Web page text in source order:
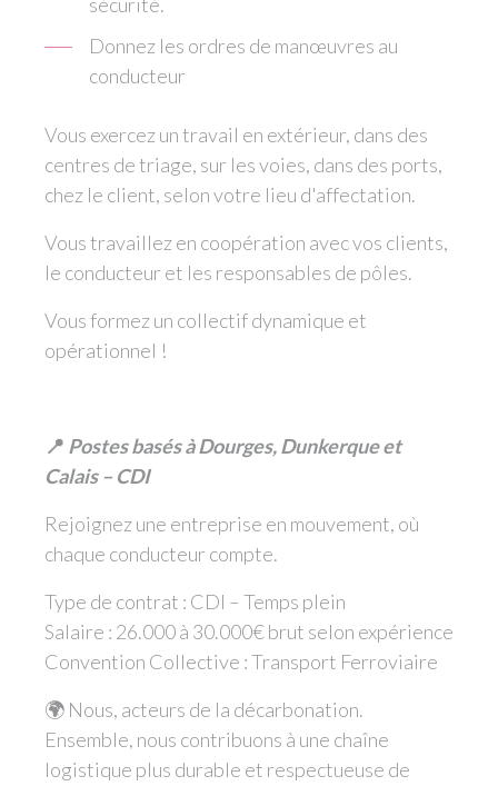
Donnez les ordres de manœuvres au
conducteur
Vous exercez un travail en extérieur, dans des
centres de triage, sur les voies, dans des ports,
chez le client, selon votre lieu d'affectation.
Vous travaillez en coopération avec vos clients,
le conducteur et les responsables de pôles.
Vous formez un collectif dynamique et
opérationnel !
📍 Postes basés à Dourges, Dunkerque et
Calais – CDI
Rejoignez une entreprise en mouvement, où
chaque conducteur compte.
Type de contrat : CDI – Temps plein
Salaire : 26.000 à 30.000€ brut selon expérience
Convention Collective : Transport Ferroviaire
🌍 Nous, acteurs de la décarbonation.
Ensemble, nous contribuons à une chaîne
logistique plus durable et respectueuse de